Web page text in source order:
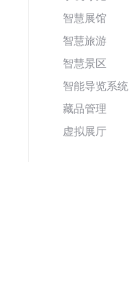
智慧展馆
智慧旅游
智慧景区
智能导览系统
藏品管理
虚拟展厅